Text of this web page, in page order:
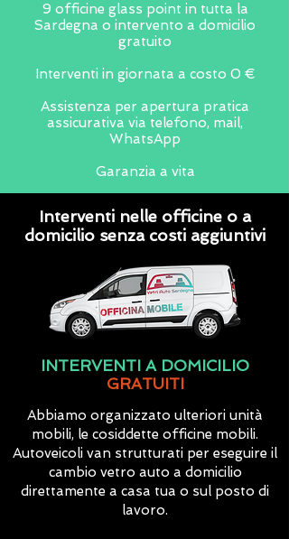
9 officine glass point in tutta la
Sardegna o intervento a domicilio
gratuito
Interventi in giornata a costo 0 €
Assistenza per apertura pratica
assicurativa via telefono, mail,
WhatsApp
Garanzia a vita
Interventi nelle officine o a
domicilio senza costi aggiuntivi
INTERVENTI A DOMICILIO
GRATUITI
Abbiamo organizzato ulteriori unità
mobili, le cosiddette officine mobili.
Autoveicoli van strutturati per eseguire il
cambio vetro auto a domicilio
direttamente a casa tua o sul posto di
lavoro.